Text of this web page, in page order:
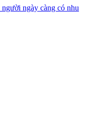
ngày càng có nhu